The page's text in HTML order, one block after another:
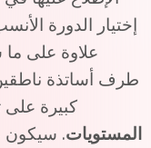
إختيار الدورة
علاوة على
طرف أساتذة ناطقين
كبيرة
المستويات. سيكون